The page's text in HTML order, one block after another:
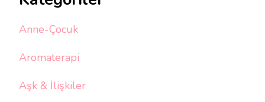
Anne-Çocuk
Aromaterapi
Aşk & İlişkiler